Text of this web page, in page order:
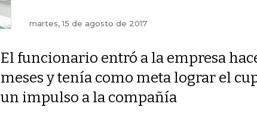
martes, 15 de agosto de 2017
El funcionario entró a la empresa
meses y tenía como meta lograr el
un impulso a la compañía